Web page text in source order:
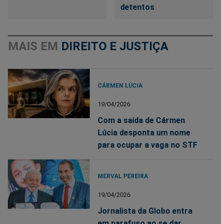
detentos
MAIS EM DIREITO E JUSTIÇA
CÁRMEN LÚCIA
19/04/2026
Com a saída de Cármen
Lúcia desponta um nome
para ocupar a vaga no STF
MERVAL PEREIRA
19/04/2026
Jornalista da Globo entra